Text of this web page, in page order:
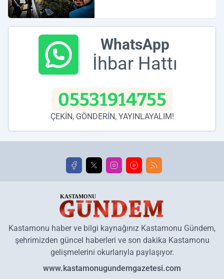
WhatsApp
İhbar Hattı
05531914755
ÇEKİN, GÖNDERİN, YAYINLAYALIM!
Kastamonu haber ve bilgi kaynağınız Kastamonu Gündem,
şehrimizden güncel haberleri ve son dakika Kastamonu
gelişmelerini okurlarıyla paylaşıyor.
www.kastamonugundemgazetesi.com